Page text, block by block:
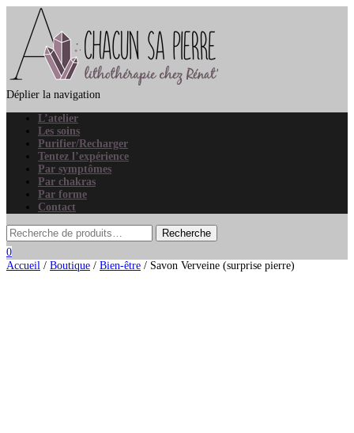
Déplier la navigation
L’atelier
Les soins
Purifier/Recharger
Tentez l’expérience
Par symptômes
Par chakras
Par forme
Contact
0
Accueil / Boutique / Bien-être / Savon Verveine (surprise pierre)